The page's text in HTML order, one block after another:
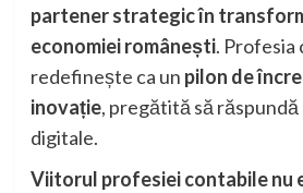
partener strategic în
economiei românești. Profesia
redefinește ca un pilon de
inovație, pregătită să
digitale.
Viitorul profesiei contabile nu